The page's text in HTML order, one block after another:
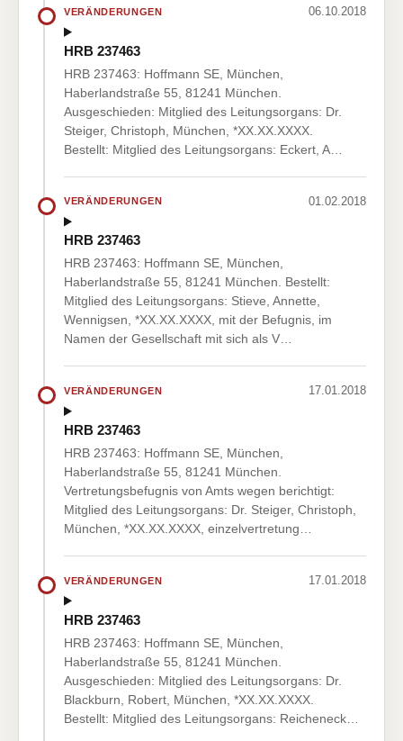
VERÄNDERUNGEN 06.10.2018
HRB 237463
HRB 237463: Hoffmann SE, München,
Haberlandstraße 55, 81241 München.
Ausgeschieden: Mitglied des Leitungsorgans: Dr.
Steiger, Christoph, München, *XX.XX.XXXX.
Bestellt: Mitglied des Leitungsorgans: Eckert, A…
VERÄNDERUNGEN 01.02.2018
HRB 237463
HRB 237463: Hoffmann SE, München,
Haberlandstraße 55, 81241 München. Bestellt:
Mitglied des Leitungsorgans: Stieve, Annette,
Wennigsen, *XX.XX.XXXX, mit der Befugnis, im
Namen der Gesellschaft mit sich als V…
VERÄNDERUNGEN 17.01.2018
HRB 237463
HRB 237463: Hoffmann SE, München,
Haberlandstraße 55, 81241 München.
Vertretungsbefugnis von Amts wegen berichtigt:
Mitglied des Leitungsorgans: Dr. Steiger, Christoph,
München, *XX.XX.XXXX, einzelvertretung…
VERÄNDERUNGEN 17.01.2018
HRB 237463
HRB 237463: Hoffmann SE, München,
Haberlandstraße 55, 81241 München.
Ausgeschieden: Mitglied des Leitungsorgans: Dr.
Blackburn, Robert, München, *XX.XX.XXXX.
Bestellt: Mitglied des Leitungsorgans: Reicheneck…